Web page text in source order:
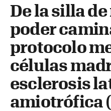
De la silla
poder
protocolo
células
esclerosis
amiotrófica